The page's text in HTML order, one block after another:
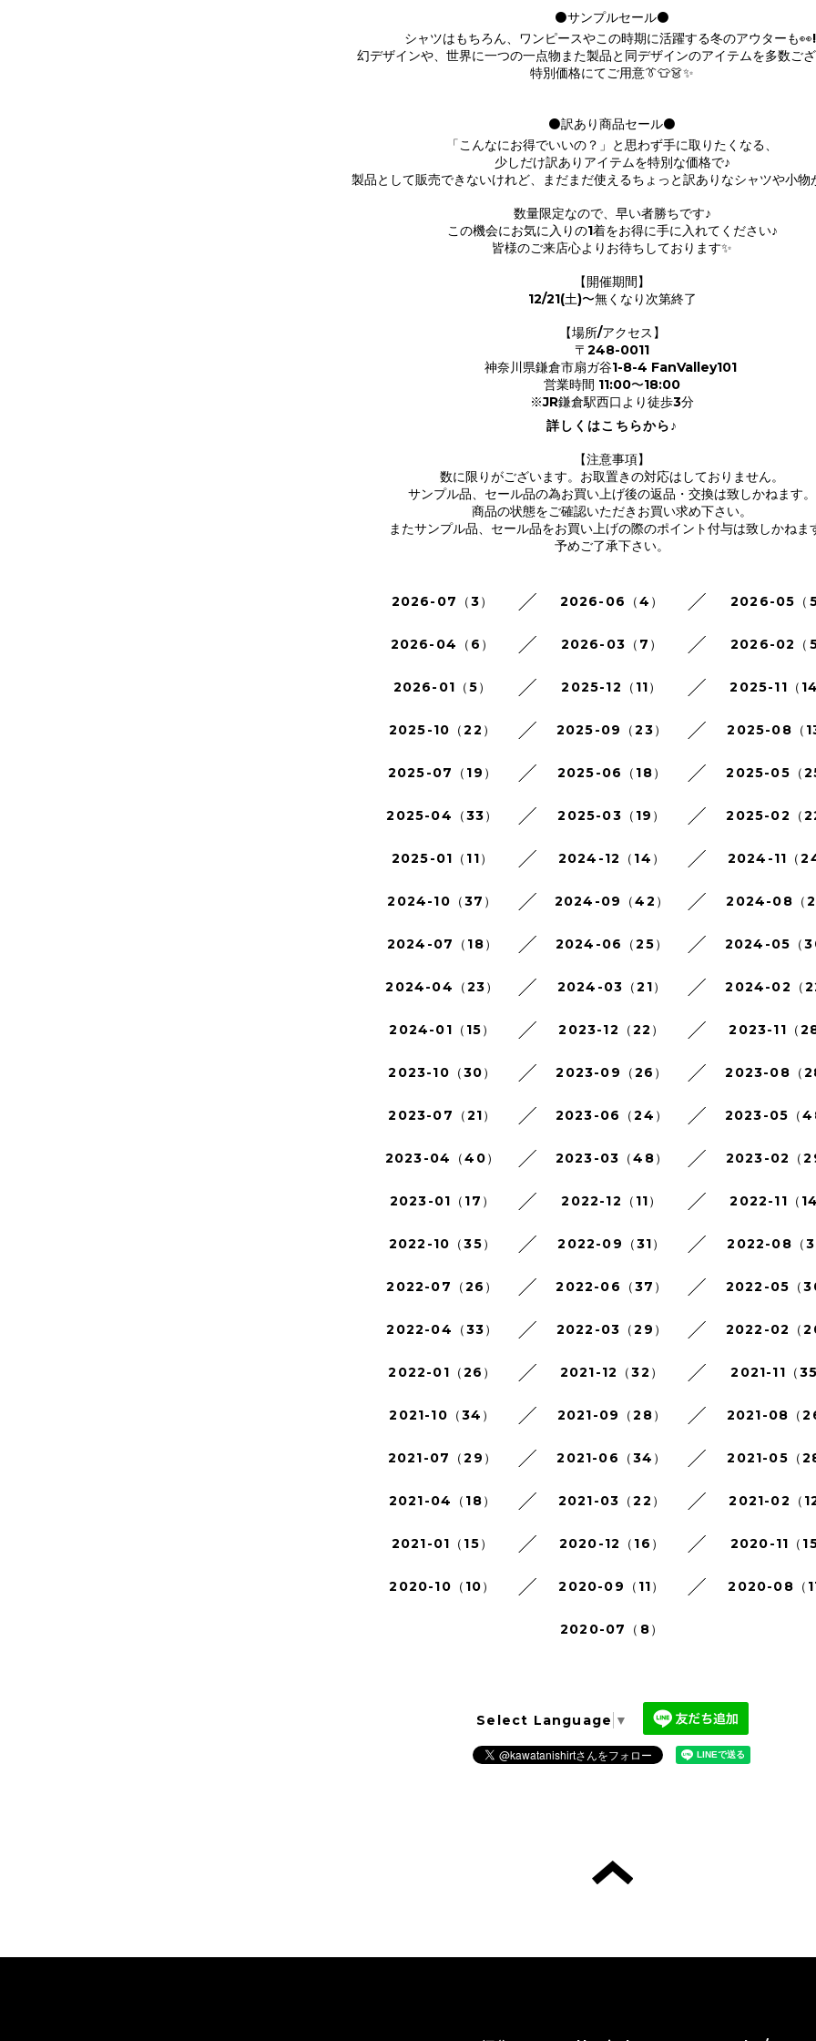
⚫サンプルセール⚫
シャツはもちろん、ワンピースやこの時期に活躍する冬のアウターも
幻デザインや、世界に一つの一点物また製品と同デザインのアイテムを多数ござ
特別価格にてご用意👔👕👗✨
⚫訳あり商品セール⚫
「こんなにお得でいいの？」と思わず手に取りたくなる、
少しだけ訳ありアイテムを特別な価格で♪
製品として販売できないけれど、まだまだ使えるちょっと訳ありなシャツや小物
数量限定なので、早い者勝ちです♪
この機会にお気に入りの1着をお得に手に入れてください♪
皆様のご来店心よりお待ちしております✨
【開催期間】
12/21(土)〜無くなり次第終了
【場所/アクセス】
〒248-0011
神奈川県鎌倉市扇ガ谷1-8-4 FanValley101
営業時間 11:00〜18:00
※JR鎌倉駅西口より徒歩3分
詳しくはこちらから♪
【注意事項】
数に限りがございます。お取置きの対応はしておりません。
サンプル品、セール品の為お買い上げ後の返品・交換は致しかねます。
商品の状態をご確認いただきお買い求め下さい。
またサンプル品、セール品をお買い上げの際のポイント付与は致しかねま
予めご了承下さい。
2026-07（3） 2026-06（4） 2026-05（5
2026-04（6） 2026-03（7） 2026-02（5
2026-01（5） 2025-12（11） 2025-11（14
2025-10（22） 2025-09（23） 2025-08（13
2025-07（19） 2025-06（18） 2025-05（
2025-04（33） 2025-03（19） 2025-02（
2025-01（11） 2024-12（14） 2024-11（24
2024-10（37） 2024-09（42） 2024-08（
2024-07（18） 2024-06（25） 2024-05（
2024-04（23） 2024-03（21） 2024-02（
2024-01（15） 2023-12（22） 2023-11（28
2023-10（30） 2023-09（26） 2023-08（
2023-07（21） 2023-06（24） 2023-05（
2023-04（40） 2023-03（48） 2023-02（
2023-01（17） 2022-12（11） 2022-11（14
2022-10（35） 2022-09（31） 2022-08（31
2022-07（26） 2022-06（37） 2022-05（
2022-04（33） 2022-03（29） 2022-02（
2022-01（26） 2021-12（32） 2021-11（35
2021-10（34） 2021-09（28） 2021-08（26
2021-07（29） 2021-06（34） 2021-05（28
2021-04（18） 2021-03（22） 2021-02（12
2021-01（15） 2020-12（16） 2020-11（15
2020-10（10） 2020-09（11） 2020-08（11
2020-07（8）
Select Language ▼